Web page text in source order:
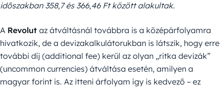
időszakban 358,7 és 366,46 Ft között alakultak.
A Revolut az átváltásnál továbbra is a középárfolyamra
hivatkozik, de a devizakalkulátorukban is látszik, hogy erre
további díj (additional fee) kerül az olyan „ritka devizák”
(uncommon currencies) átváltása esetén, amilyen a
magyar forint is. Az itteni árfolyam így is kedvező – ez